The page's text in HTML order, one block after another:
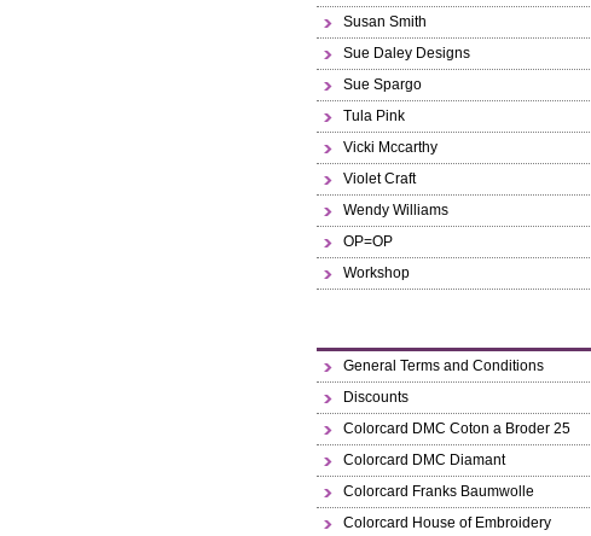
Susan Smith
Sue Daley Designs
Sue Spargo
Tula Pink
Vicki Mccarthy
Violet Craft
Wendy Williams
OP=OP
Workshop
General Terms and Conditions
Discounts
Colorcard DMC Coton a Broder 25
Colorcard DMC Diamant
Colorcard Franks Baumwolle
Colorcard House of Embroidery